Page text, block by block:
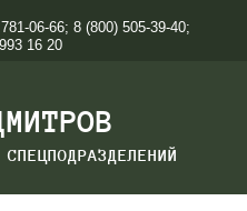
06-66; 8 (800) 505-39-40;
16 20